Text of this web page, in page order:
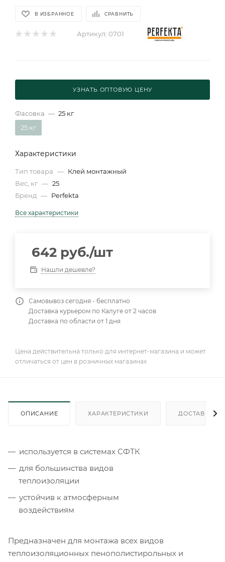
В ИЗБРАННОЕ СРАВНИТЬ
Артикул: 0701
УЗНАТЬ ОПТОВУЮ ЦЕНУ
Фасовка — 25 кг
25 кг
Характеристики
Тип товара — Клей монтажный
Вес, кг — 25
Бренд — Perfekta
Все характеристики
642 руб./шт
Нашли дешевле?
Самовывоз сегодня - бесплатно
Доставка курьером по Калуге от 2 часов
Доставка по области от 1 дня
Цена действительна только для интернет-магазина и может
отличаться от цен в розничных магазинах
ОПИСАНИЕ ХАРАКТЕРИСТИКИ ДОСТАВКА
используется в системах СФТК
для большинства видов
теплоизоляции
устойчив к атмосферным
воздействиям
Предназначен для монтажа всех видов
теплоизоляционных пенополистирольных и